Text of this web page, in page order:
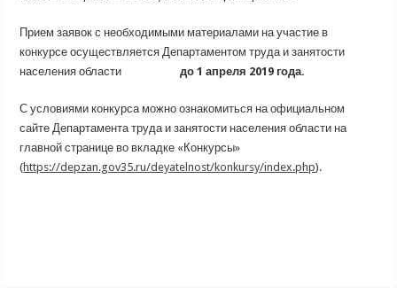
Прием заявок с необходимыми материалами на участие в
конкурсе осуществляется Департаментом труда и занятости
населения областидо 1 апреля 2019 года.
С условиями конкурса можно ознакомиться на официальном
сайте Департамента труда и занятости населения области на
главной странице во вкладке «Конкурсы»
(https://depzan.gov35.ru/deyatelnost/konkursy/index.php).